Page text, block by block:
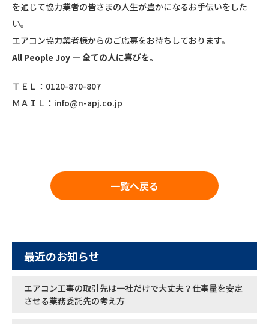
を通じて協力業者の皆さまの人生が豊かになるお手伝いをした
い。
エアコン協力業者様からのご応募をお待ちしております。
All People Joy ― 全ての人に喜びを。
ＴＥＬ：0120-870-807
ＭＡＩＬ：info@n-apj.co.jp
一覧へ戻る
最近のお知らせ
エアコン工事の取引先は一社だけで大丈夫？仕事量を安定
させる業務委託先の考え方